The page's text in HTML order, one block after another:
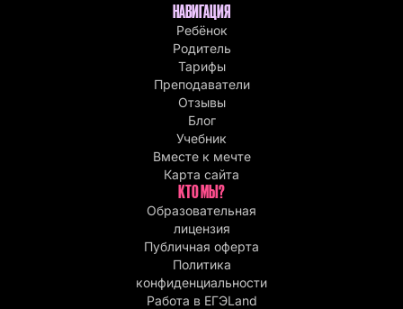
НАВИГАЦИЯ
Ребёнок
Родитель
Тарифы
Преподаватели
Отзывы
Блог
Учебник
Вместе к мечте
Карта сайта
КТО МЫ?
Образовательная
лицензия
Публичная оферта
Политика
конфиденциальности
Работа в EГЭLand